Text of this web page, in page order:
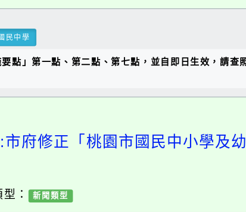
民中學
點」第一點、第二點、第七點，並自即日生效，請查
府修正「桃園市國民中小學及
： 新聞類型